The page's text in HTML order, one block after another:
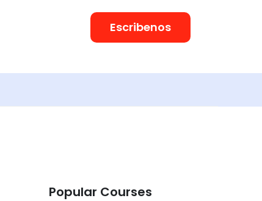
Escribenos
Popular Courses